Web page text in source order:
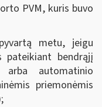
PVM, kuris buvo
metu, jeigu
pateikiant bendrąjį
arba automatinio
priemonėmis